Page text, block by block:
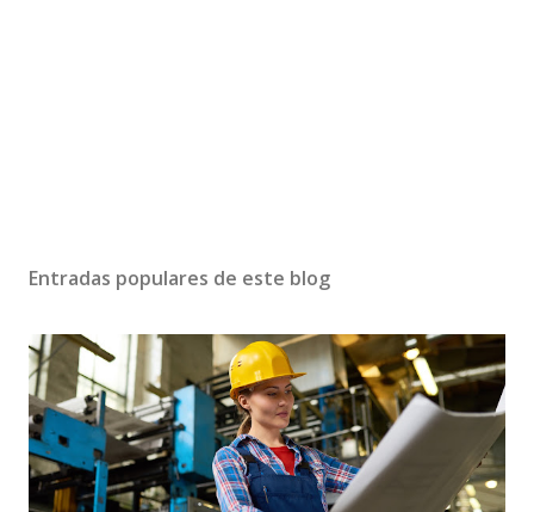
Entradas populares de este blog